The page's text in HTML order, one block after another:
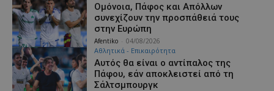
Ομόνοια, Πάφος και Απόλλων
συνεχίζουν την προσπάθειά τους
στην Ευρώπη
Afentiko 04/08/2026
Αθλητικά - Επικαιρότητα
Αυτός θα είναι ο αντίπαλος της
Πάφου, εάν αποκλειστεί από τη
Σάλτσμπουργκ